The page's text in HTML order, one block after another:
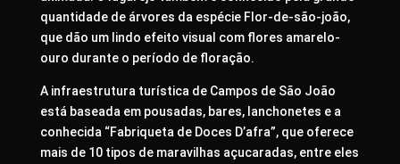
quantidade de árvores da espécie Flor-de-são-joão,
que dão um lindo efeito visual com flores amarelo-
ouro durante o período de floração.
A infraestrutura turística de Campos de São João
está baseada em pousadas, bares, lanchonetes e a
conhecida “Fabriqueta de Doces D’afra”, que oferece
mais de 10 tipos de maravilhas açucaradas, entre eles